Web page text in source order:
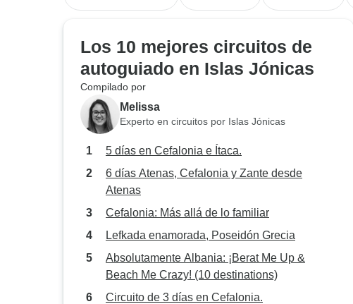
Los 10 mejores circuitos de
autoguiado en Islas Jónicas
Compilado por
Melissa
Experto en circuitos por Islas Jónicas
5 días en Cefalonia e Ítaca.
6 días Atenas, Cefalonia y Zante desde
Atenas
Cefalonia: Más allá de lo familiar
Lefkada enamorada, Poseidón Grecia
Absolutamente Albania: ¡Berat Me Up &
Beach Me Crazy! (10 destinations)
Circuito de 3 días en Cefalonia.